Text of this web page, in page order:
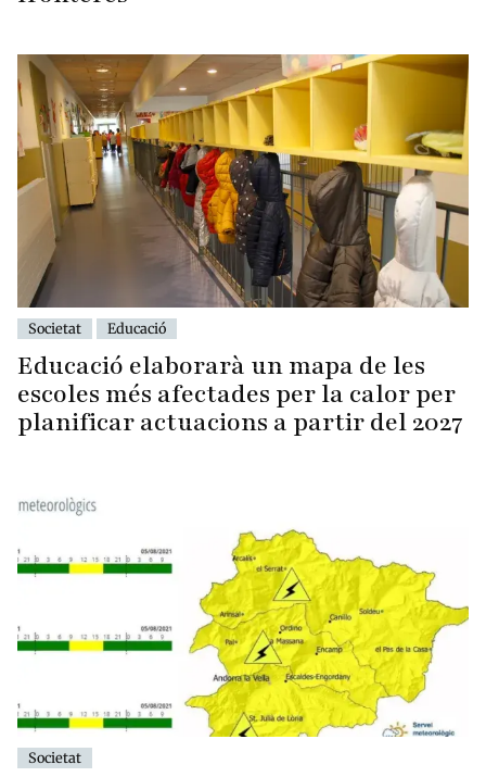
Societat Educació
Educació elaborarà un mapa de les
escoles més afectades per la calor per
planificar actuacions a partir del 2027
Societat